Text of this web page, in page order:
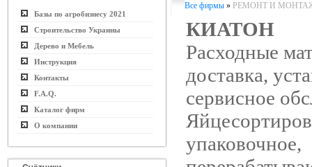
Базы по агробизнесу 2021
Строительство Украины
Дерево и Мебель
Инструкция
Контакты
F.A.Q.
Каталог фирм
О компании
Все фирмы » РЕМОНТ И
КИАТОН
Расходные
доставка,
сервисное
упаковочное,